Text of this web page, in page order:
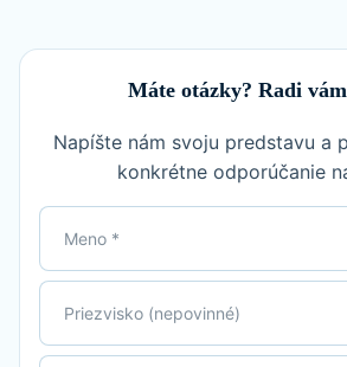
Máte otázky? Radi
Napíšte nám svoju predstavu a
konkrétne odporúčanie